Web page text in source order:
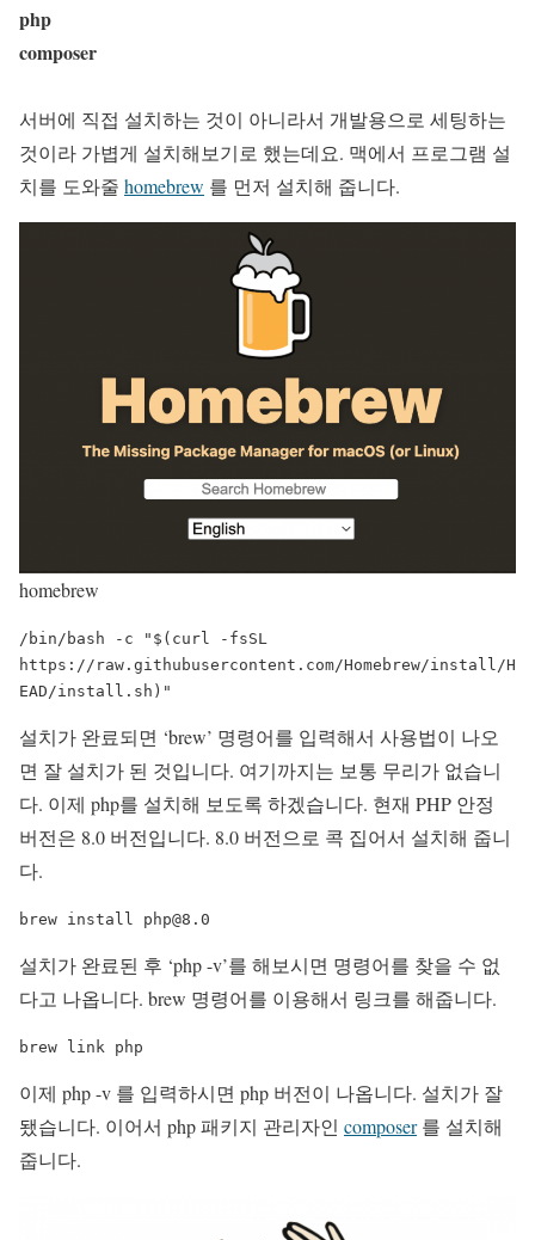
php
composer
서버에 직접 설치하는 것이 아니라서 개발용으로 세팅하는
것이라 가볍게 설치해보기로 했는데요. 맥에서 프로그램 설
치를 도와줄 homebrew 를 먼저 설치해 줍니다.
homebrew
/bin/bash -c "$(curl -fsSL
https://raw.githubusercontent.com/Homebrew/install/H
EAD/install.sh)"
설치가 완료되면 ‘brew’ 명령어를 입력해서 사용법이 나오
면 잘 설치가 된 것입니다. 여기까지는 보통 무리가 없습니
다. 이제 php를 설치해 보도록 하겠습니다. 현재 PHP 안정
버전은 8.0 버전입니다. 8.0 버전으로 콕 집어서 설치해 줍니
다.
brew install php@8.0
설치가 완료된 후 ‘php -v’를 해보시면 명령어를 찾을 수 없
다고 나옵니다. brew 명령어를 이용해서 링크를 해줍니다.
brew link php
이제 php -v 를 입력하시면 php 버전이 나옵니다. 설치가 잘
됐습니다. 이어서 php 패키지 관리자인 composer를 설치해
줍니다.